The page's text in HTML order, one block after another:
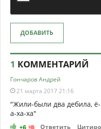
ДОБАВИТЬ
1 КОММЕНТАРИЙ
Гончаров Андрей
21 марта 2017 21:16
"Жили-были два дебила,
а-ха-ха"
+6 Ответить